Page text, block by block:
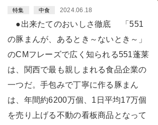
特集 中食 2024.06.18
●出来たてのおいしさ徹底 「551
の豚まんが、あるとき～ないとき～」
のCMフレーズで広く知られる551蓬莱
は、関西で最も親しまれる食品企業の
一つだ。手包みで丁寧に作る豚まん
は、年間約6200万個、1日平均17万個
を売り上げる不動の看板商品となって